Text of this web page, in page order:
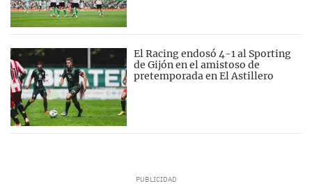
El Racing endosó 4-1 al Sporting
de Gijón en el amistoso de
pretemporada en El Astillero